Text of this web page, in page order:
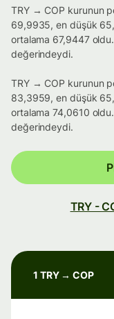
TRY → COP kurunun
69,9935, en düşük
ortalama 67,9447
değerindeydi.
TRY → COP kurunun
83,3959, en düşük
ortalama 74,0610
değerindeydi.
TRY -
1 TRY → COP